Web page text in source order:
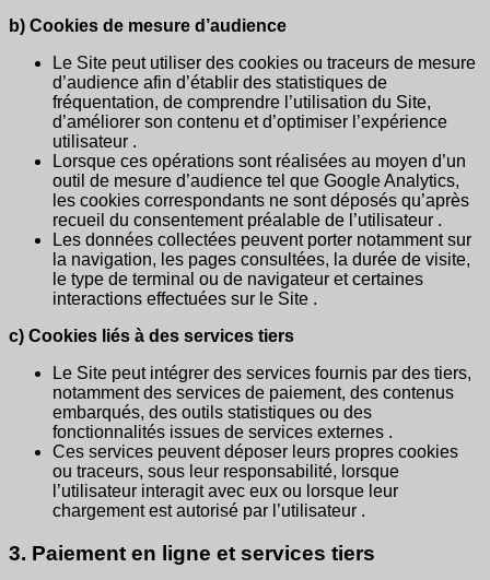
b) Cookies de mesure d’audience
Le Site peut utiliser des cookies ou traceurs de mesure
d’audience afin d’établir des statistiques de
fréquentation, de comprendre l’utilisation du Site,
d’améliorer son contenu et d’optimiser l’expérience
utilisateur .
Lorsque ces opérations sont réalisées au moyen d’un
outil de mesure d’audience tel que Google Analytics,
les cookies correspondants ne sont déposés qu’après
recueil du consentement préalable de l’utilisateur .
Les données collectées peuvent porter notamment sur
la navigation, les pages consultées, la durée de visite,
le type de terminal ou de navigateur et certaines
interactions effectuées sur le Site .
c) Cookies liés à des services tiers
Le Site peut intégrer des services fournis par des tiers,
notamment des services de paiement, des contenus
embarqués, des outils statistiques ou des
fonctionnalités issues de services externes .
Ces services peuvent déposer leurs propres cookies
ou traceurs, sous leur responsabilité, lorsque
l’utilisateur interagit avec eux ou lorsque leur
chargement est autorisé par l’utilisateur .
3. Paiement en ligne et services tiers